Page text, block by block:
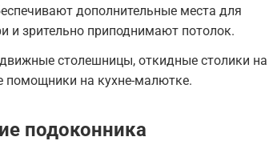
дополнительные места для
и зрительно приподнимают потолок.
столешницы, откидные столики на
помощники на кухне-малютке.
подоконника